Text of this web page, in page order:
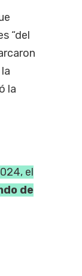
“del
la
el
de